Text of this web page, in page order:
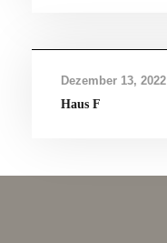
Dezember 13, 2022
Haus F